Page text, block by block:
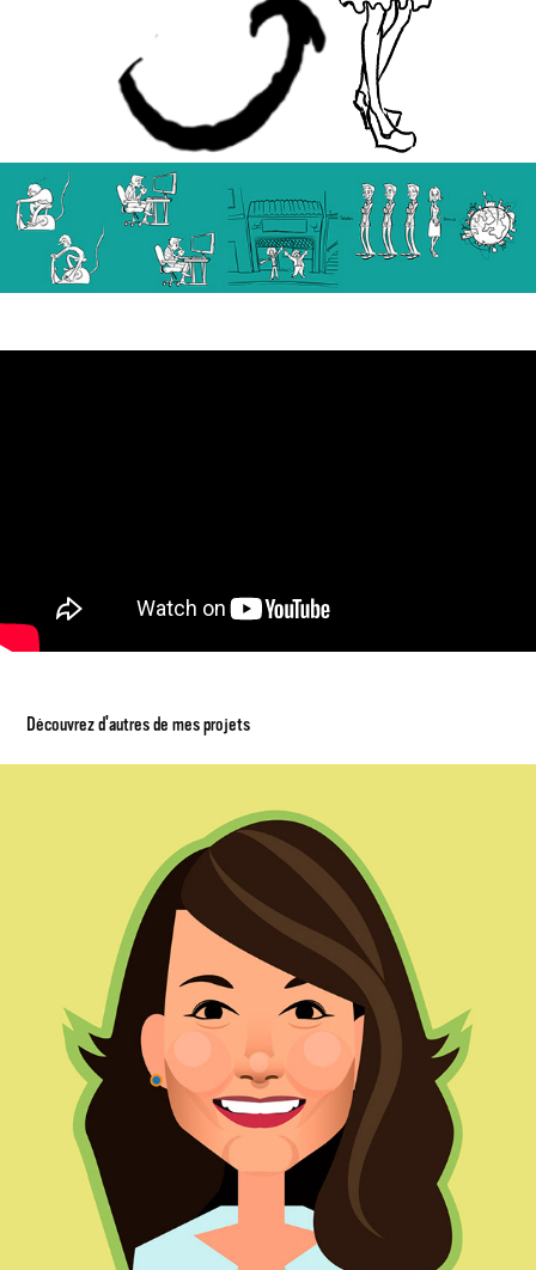
Découvrez d'autres de mes projets
Création d'avatars personnalisés